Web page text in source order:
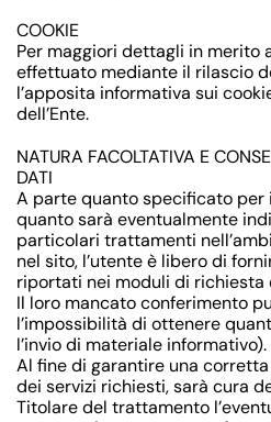
COOKIE
Per maggiori dettagli in merito
effettuato mediante il rilascio
l’apposita informativa sui
dell’Ente.
NATURA FACOLTATIVA E
DATI
A parte quanto specificato per
quanto sarà eventualmente
particolari trattamenti
nel sito, l’utente è libero di
riportati nei moduli di richiesta
Il loro mancato conferimento
l’impossibilità di ottenere
l’invio di materiale informativo).
Al fine di garantire una
dei servizi richiesti, sarà cura
Titolare del trattamento